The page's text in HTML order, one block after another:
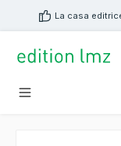
principaleLa casa